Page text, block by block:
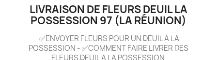
LIVRAISON DE FLEURS DEUIL LA
POSSESSION 97 (LA RÉUNION)
✅ENVOYER FLEURS POUR UN DEUIL A LA
POSSESSION - ✅COMMENT FAIRE LIVRER DES
FLEURS DEUIL A LA POSSESSION